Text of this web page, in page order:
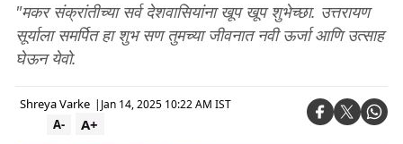
"मकर संक्रांतीच्या सर्व देशवासियांना खूप खूप शुभेच्छा. उत्तरायण
सूर्याला समर्पित हा शुभ सण तुमच्या जीवनात नवी ऊर्जा आणि उत्साह
घेऊन येवो.
Shreya Varke | Jan 14, 2025 10:22 AM IST
A+
A-